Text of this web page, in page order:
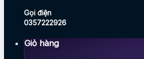
Gọi điện
0357222926
Giỏ hàng